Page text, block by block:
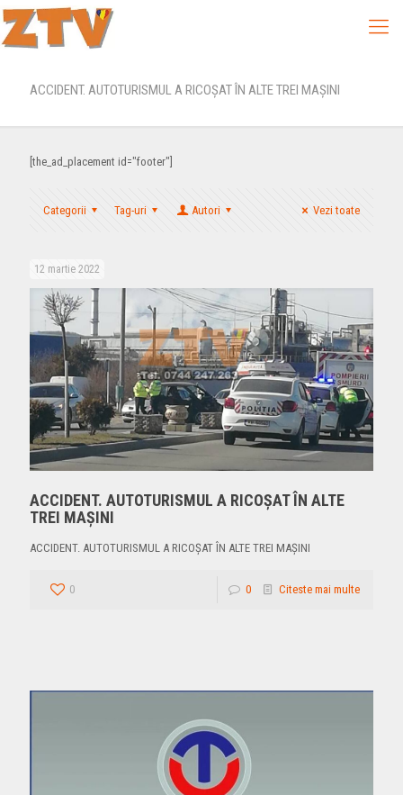
ACCIDENT. AUTOTURISMUL A RICOȘAT ÎN ALTE TREI MAȘINI
[the_ad_placement id="footer"]
Categorii Tag-uri Autori Vezi toate
12 martie 2022
ACCIDENT. AUTOTURISMUL A RICOȘAT ÎN ALTE
TREI MAȘINI
ACCIDENT. AUTOTURISMUL A RICOȘAT ÎN ALTE TREI MAȘINI
0 0 Citeste mai multe